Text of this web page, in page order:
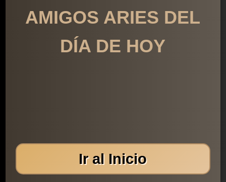
AMIGOS ARIES DEL
DÍA DE HOY
Ir al Inicio